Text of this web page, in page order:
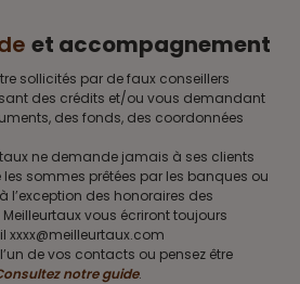
et accompagnement
sollicités par de faux conseillers
des crédits et/ou vous demandant
des fonds, des coordonnées
ne demande jamais à ses clients
sommes prêtées par les banques ou
l’exception des honoraires des
vous écriront toujours
xxxx@meilleurtaux.com
de vos contacts ou pensez être
notre guide.